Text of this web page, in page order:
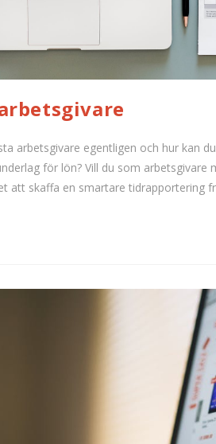
arbetsgivare egentligen och hur kan
för lön? Vill du som arbetsgivare
att skaffa en smartare tidrapportering